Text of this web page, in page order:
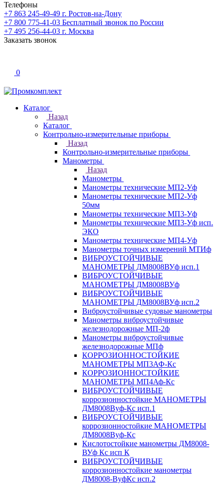
Телефоны
+7 863 245-49-49 г. Ростов-на-Дону
+7 800 775-41-03 Бесплатный звонок по России
+7 495 256-44-03 г. Москва
Заказать звонок
0
Каталог
Назад
Каталог
Контрольно-измерительные приборы
Назад
Контрольно-измерительные приборы
Манометры
Назад
Манометры
Манометры технические МП2-Уф
Манометры технические МП2-Уф
50мм
Манометры технические МП3-Уф
Манометры технические МП3-Уф исп.
ЭКО
Манометры технические МП4-Уф
Манометры точных измерений МТИф
ВИБРОУСТОЙЧИВЫЕ
МАНОМЕТРЫ ДМ8008ВУф исп.1
ВИБРОУСТОЙЧИВЫЕ
МАНОМЕТРЫ ДМ8008ВУф
ВИБРОУСТОЙЧИВЫЕ
МАНОМЕТРЫ ДМ8008ВУф исп.2
Виброустойчивые судовые манометры
Манометры виброустойчивые
железнодорожные МП-2ф
Манометры виброустойчивые
железнодорожные МПф
КОРРОЗИОННОСТОЙКИЕ
МАНОМЕТРЫ МП3АФ-Кс
КОРРОЗИОННОСТОЙКИЕ
МАНОМЕТРЫ МП4Аф-Кс
ВИБРОУСТОЙЧИВЫЕ
коррозионностойкие МАНОМЕТРЫ
ДМ8008Вуф-Кс исп.1
ВИБРОУСТОЙЧИВЫЕ
коррозионностойкие МАНОМЕТРЫ
ДМ8008Вуф-Кс
Кислотостойкие манометры ДМ8008-
ВУф Кс исп К
ВИБРОУСТОЙЧИВЫЕ
коррозионностойкие манометры
ДМ8008-ВуфКс исп.2